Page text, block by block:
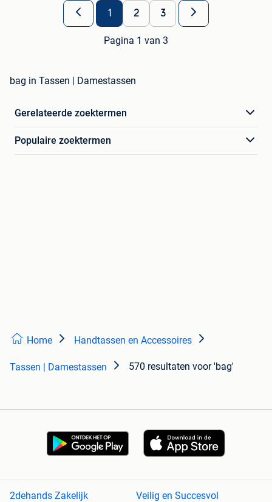
1 2 3
Pagina 1 van 3
bag in Tassen | Damestassen
Gerelateerde zoektermen
Populaire zoektermen
Home Handtassen en Accessoires
Tassen | Damestassen 570 resultaten voor 'bag'
2dehands Zakelijk Veilig en Succesvol